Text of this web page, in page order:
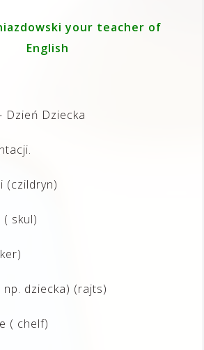
your teacher of
English
Dzień Dziecka
(czildryn)
( skul)
dziecka) (rajts)
( chelf)